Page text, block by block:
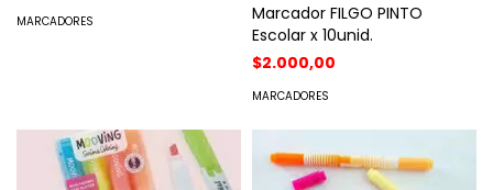
MARCADORES
Marcador FILGO PINTO
Escolar x 10unid.
$2.000,00
MARCADORES